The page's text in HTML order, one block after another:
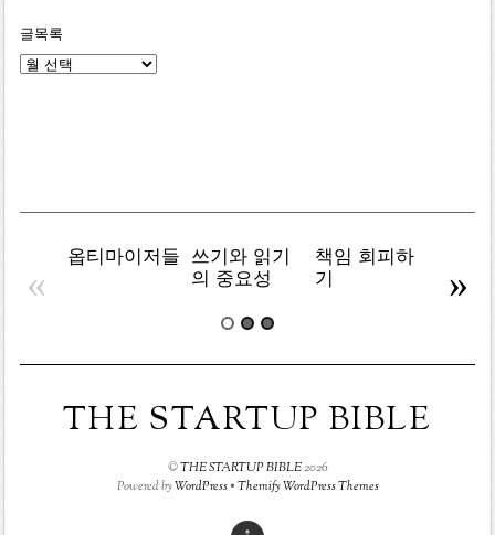
글목록
글
옵티마이저들
쓰기와 읽기
의 중요성
책임 회피하
기
« »
THE STARTUP BIBLE
©THE STARTUP BIBLE2026
Powered byWordPress•Themify WordPress Themes